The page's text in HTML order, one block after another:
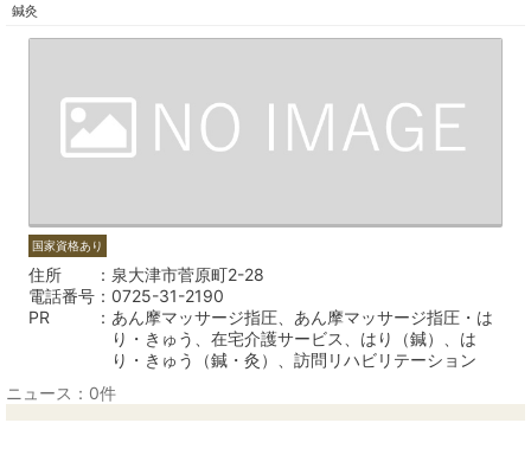
鍼灸
国家資格あり
住所
泉大津市菅原町2-28
電話番号
0725-31-2190
PR
あん摩マッサージ指圧、あん摩マッサージ指圧・は
り・きゅう、在宅介護サービス、はり（鍼）、は
り・きゅう（鍼・灸）、訪問リハビリテーション
ニュース：0件